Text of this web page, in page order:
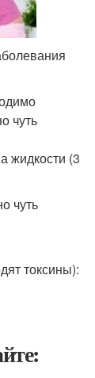
чуть
жидкости (3
чуть
токсины):